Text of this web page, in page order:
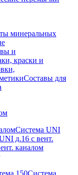
минеральных
и
краски и
Составы для
Система UNI
д.16 с вент.
каналом
150Система